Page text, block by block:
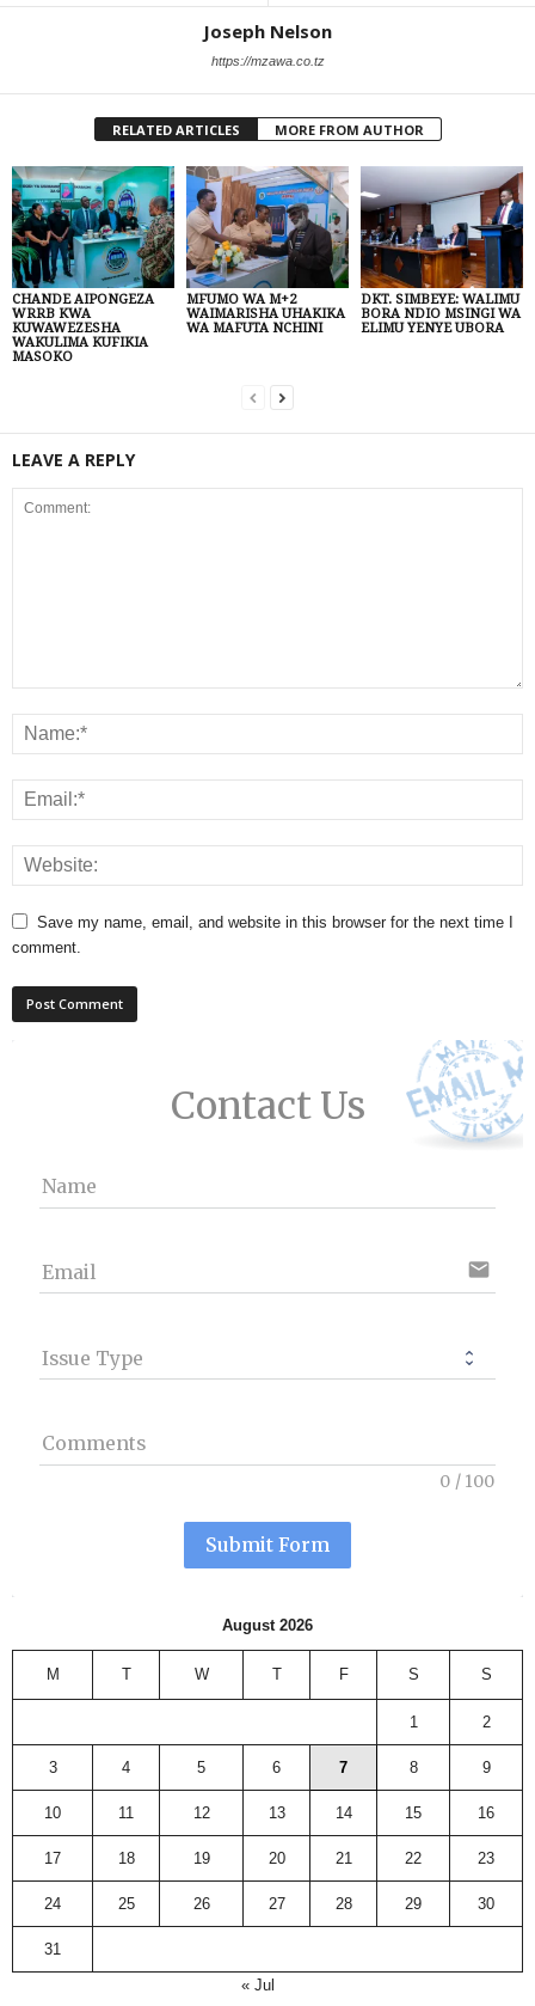
Joseph Nelson
https://mzawa.co.tz
RELATED ARTICLES MORE FROM AUTHOR
CHANDE AIPONGEZA
WRRB KWA
KUWAWEZESHA
WAKULIMA KUFIKIA
MASOKO
MFUMO WA M+2
WAIMARISHA UHAKIKA
WA MAFUTA NCHINI
DKT. SIMBEYE: WALIMU
BORA NDIO MSINGI WA
ELIMU YENYE UBORA
LEAVE A REPLY
Save my name, email, and website in this browser for the next time I
comment.
Contact Us
Name
Email email
Issue Type
Comments
0 / 100
Submit Form
August 2026
M T W T F S S
1 2
3 4 5 6 7 8 9
10 11 12 13 14 15 16
17 18 19 20 21 22 23
24 25 26 27 28 29 30
31
« Jul